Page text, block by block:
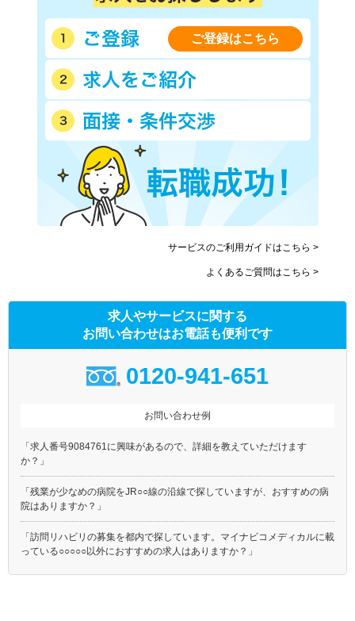
ご登録はこちら
サービスのご利用ガイドはこちら >
よくあるご質問はこちら >
求人やサービスに関する
お問い合わせはお電話も便利です
0120-941-651
お問い合わせ例
「求人番号9084761に興味があるので、詳細を教えていただけます
か？」
「残業が少なめの病院をJR○○線の沿線で探していますが、おすすめの病
院はありますか？」
「訪問リハビリの募集を都内で探しています。マイナビコメディカルに載
っている○○○○○以外におすすめの求人はありますか？」